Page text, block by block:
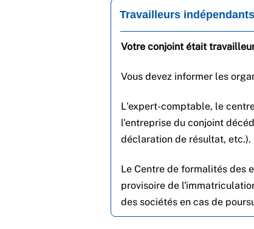
Travailleurs indépendants
Votre conjoint était
Vous devez informer les
L'expert-comptable, le
l'entreprise du conjoint
déclaration de résultat, etc.).
Le Centre de formalités des
provisoire de
des sociétés en cas de